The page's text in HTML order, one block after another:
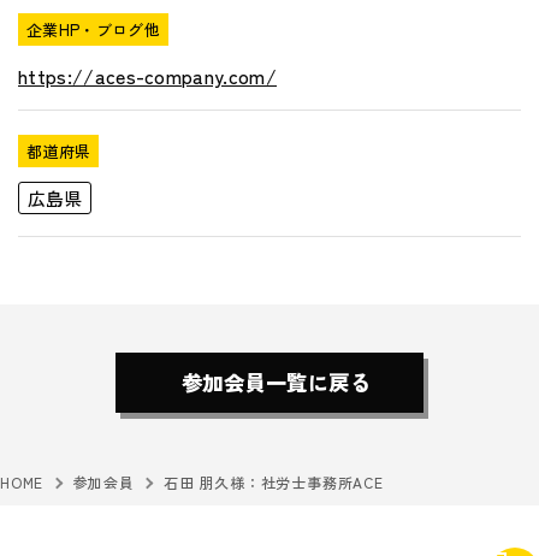
企業HP・ブログ他
https://aces-company.com/
都道府県
広島県
参加会員一覧に戻る
HOME 参加会員 石田 朋久様：社労士事務所ACE